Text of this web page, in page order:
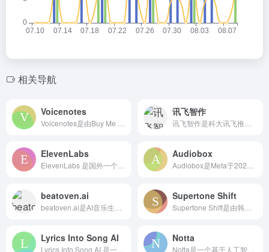
相关导航
Voicenotes 讯飞智作
ElevenLabs Audiobox
beatoven.ai Supertone Shift
Lyrics Into Song AI Notta